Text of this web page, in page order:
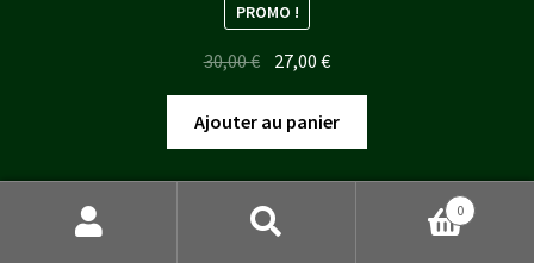
PROMO !
30,00€ Le
prix
initial
était :
30,00 €.
27,00€Le
prix
actuel
est :
27,00 €.
Ajouter au panier
Recherche
Recherche
0